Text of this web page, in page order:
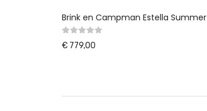
Brink en Campman Estella Summer
€ 779,00